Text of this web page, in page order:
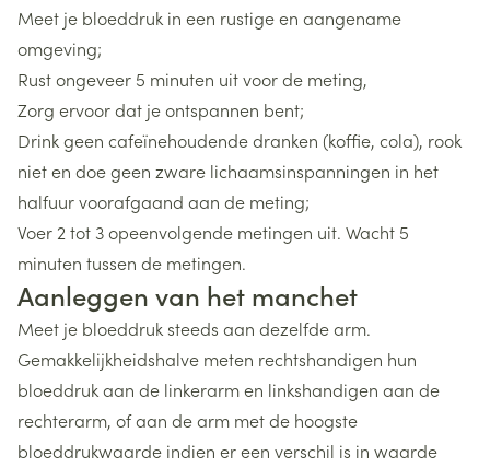
Meet je bloeddruk in een rustige en aangename
omgeving;
Rust ongeveer 5 minuten uit voor de meting,
Zorg ervoor dat je ontspannen bent;
Drink geen cafeïnehoudende dranken (koffie, cola), rook
niet en doe geen zware lichaamsinspanningen in het
halfuur voorafgaand aan de meting;
Voer 2 tot 3 opeenvolgende metingen uit. Wacht 5
minuten tussen de metingen.
Aanleggen van het manchet
Meet je bloeddruk steeds aan dezelfde arm.
Gemakkelijkheidshalve meten rechtshandigen hun
bloeddruk aan de linkerarm en linkshandigen aan de
rechterarm, of aan de arm met de hoogste
bloeddrukwaarde indien er een verschil is in waarde